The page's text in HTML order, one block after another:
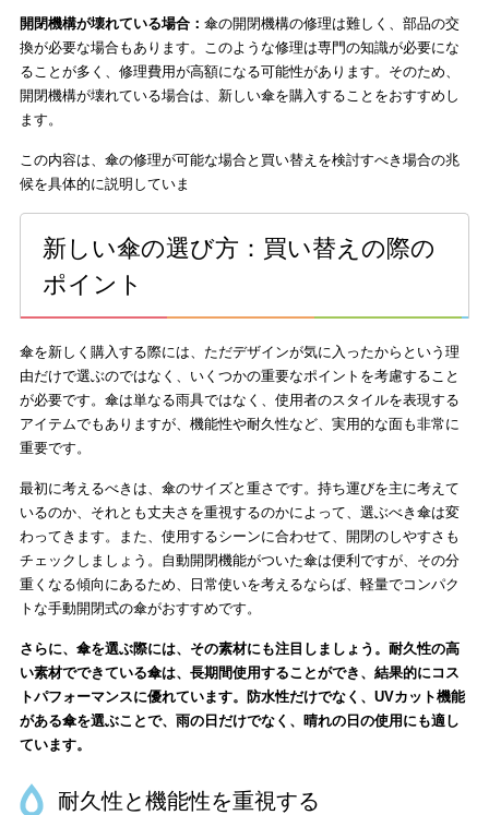
開閉機構が壊れている場合： 傘の開閉機構の修理は難しく、部品の交
換が必要な場合もあります。このような修理は専門の知識が必要にな
ることが多く、修理費用が高額になる可能性があります。そのため、
開閉機構が壊れている場合は、新しい傘を購入することをおすすめし
ます。
この内容は、傘の修理が可能な場合と買い替えを検討すべき場合の兆
候を具体的に説明していま
新しい傘の選び方：買い替えの際の
ポイント
傘を新しく購入する際には、ただデザインが気に入ったからという理
由だけで選ぶのではなく、いくつかの重要なポイントを考慮すること
が必要です。傘は単なる雨具ではなく、使用者のスタイルを表現する
アイテムでもありますが、機能性や耐久性など、実用的な面も非常に
重要です。
最初に考えるべきは、傘のサイズと重さです。持ち運びを主に考えて
いるのか、それとも丈夫さを重視するのかによって、選ぶべき傘は変
わってきます。また、使用するシーンに合わせて、開閉のしやすさも
チェックしましょう。自動開閉機能がついた傘は便利ですが、その分
重くなる傾向にあるため、日常使いを考えるならば、軽量でコンパク
トな手動開閉式の傘がおすすめです。
さらに、傘を選ぶ際には、その素材にも注目しましょう。耐久性の高
い素材でできている傘は、長期間使用することができ、結果的にコス
トパフォーマンスに優れています。防水性だけでなく、UVカット機能
がある傘を選ぶことで、雨の日だけでなく、晴れの日の使用にも適し
ています。
耐久性と機能性を重視する